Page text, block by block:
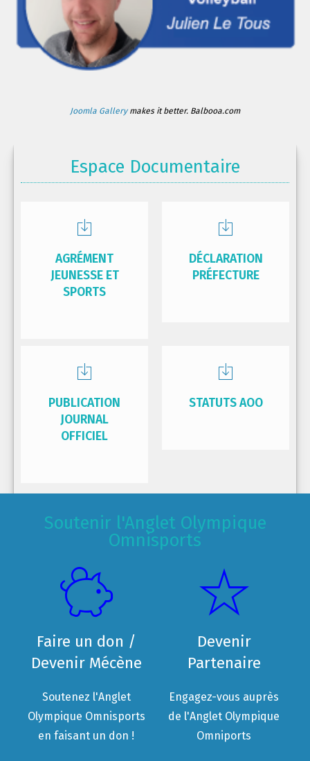
Joomla Gallerymakes it better. Balbooa.com
Espace Documentaire
AGRÉMENT
JEUNESSE ET
SPORTS
DÉCLARATION
PRÉFECTURE
PUBLICATION
JOURNAL
OFFICIEL
STATUTS AOO
Soutenir l'Anglet Olympique
Omnisports
Faire un don /
Devenir Mécène
Soutenez l'Anglet
Olympique Omnisports
en faisant un don !
Devenir
Partenaire
Engagez-vous auprès
de l'Anglet Olympique
Omniports